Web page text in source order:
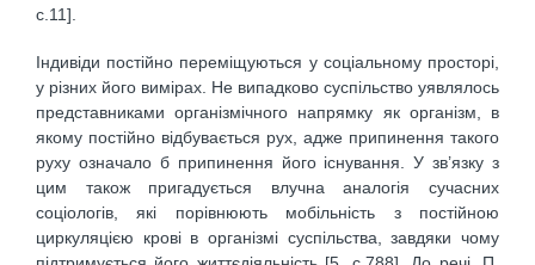
с.11].
Індивіди постійно переміщуються у соціальному просторі,
у різних його вимі­рах. Не випадково суспільство уявлялось
представниками організмічного напрямку як організм, в
якому постійно відбувається рух, адже припинення такого
руху означало б припинення його існування. У зв’язку з
цим також пригадується влучна аналогія сучасних
соціологів, які порівнюють мобіль­ність з постійною
циркуляцією крові в організмі суспільства, завдяки чому